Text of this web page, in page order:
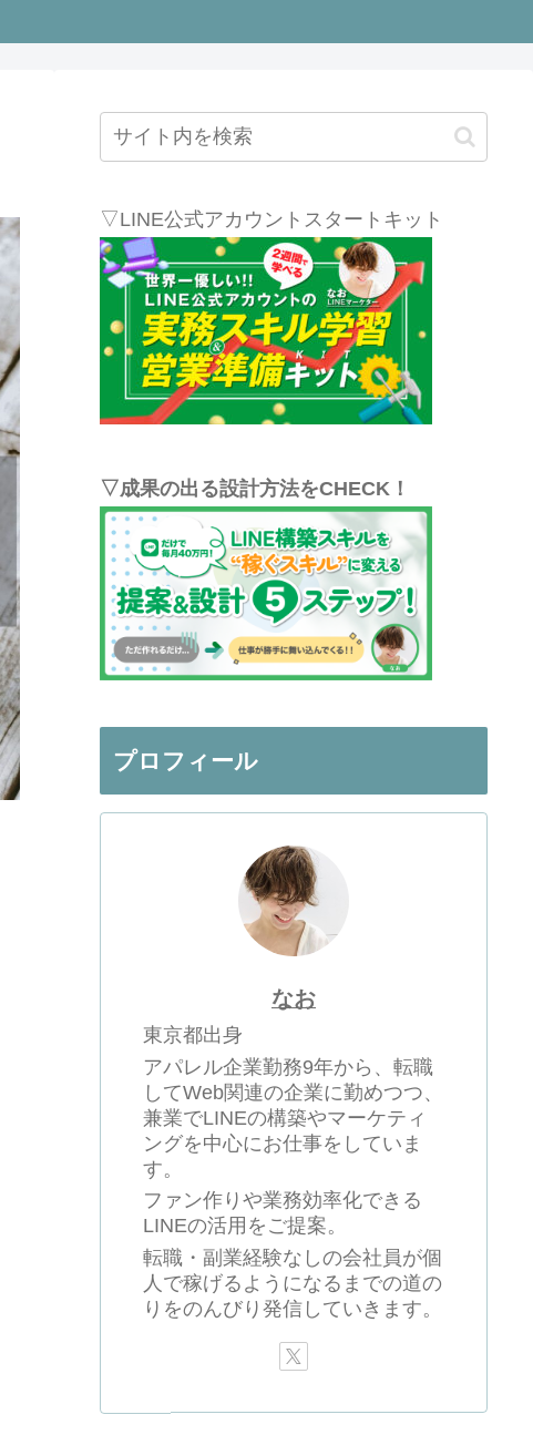
▽LINE公式アカウントスタートキット
▽成果の出る設計方法をCHECK！
プロフィール
なお
東京都出身
アパレル企業勤務9年から、転職
してWeb関連の企業に勤めつつ、
兼業でLINEの構築やマーケティ
ングを中心にお仕事をしていま
す。
ファン作りや業務効率化できる
LINEの活用をご提案。
転職・副業経験なしの会社員が個
人で稼げるようになるまでの道の
りをのんびり発信していきます。